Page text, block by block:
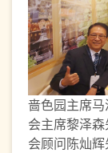
啬色园主席
会主席黎泽
会顾问陈灿辉